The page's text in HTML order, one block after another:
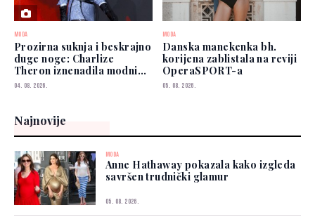
MODA
Prozirna suknja i beskrajno
duge noge: Charlize
Theron iznenadila modnim
izborom
04. 08. 2026.
MODA
Danska manekenka bh.
korijena zablistala na reviji
OperaSPORT-a
05. 08. 2026.
Najnovije
MODA
Anne Hathaway pokazala kako izgleda
savršen trudnički glamur
05. 08. 2026.